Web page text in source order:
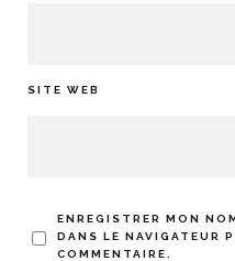
SITE WEB
ENREGISTRER MON
DANS LE NAVIGATEUR
COMMENTAIRE.